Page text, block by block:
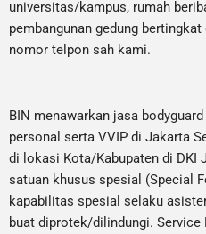
universitas/kampus, rumah
pembangunan gedung bertingkat
nomor telpon sah kami.
BIN menawarkan jasa
personal serta VVIP di Jakarta
di lokasi Kota/Kabupaten di DKI
satuan khusus spesial (Special
kapabilitas spesial selaku
buat diprotek/dilindungi.